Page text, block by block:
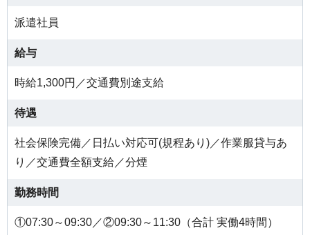
派遣社員
給与
時給1,300円／交通費別途支給
待遇
社会保険完備／日払い対応可(規程あり)／作業服貸与あ
り／交通費全額支給／分煙
勤務時間
①07:30～09:30／②09:30～11:30（合計 実働4時間）